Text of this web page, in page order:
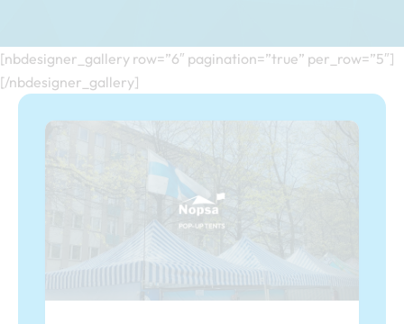
[nbdesigner_gallery row=”6″ pagination=”true” per_row=”5″]
[/nbdesigner_gallery]